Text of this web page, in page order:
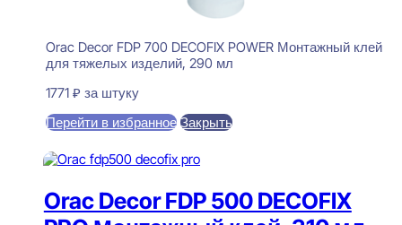
Orac Decor FDP 700 DECOFIX POWER Монтажный клей
для тяжелых изделий, 290 мл
1771 ₽ за штуку
Перейти в избранное Закрыть
Orac Decor FDP 500 DECOFIX